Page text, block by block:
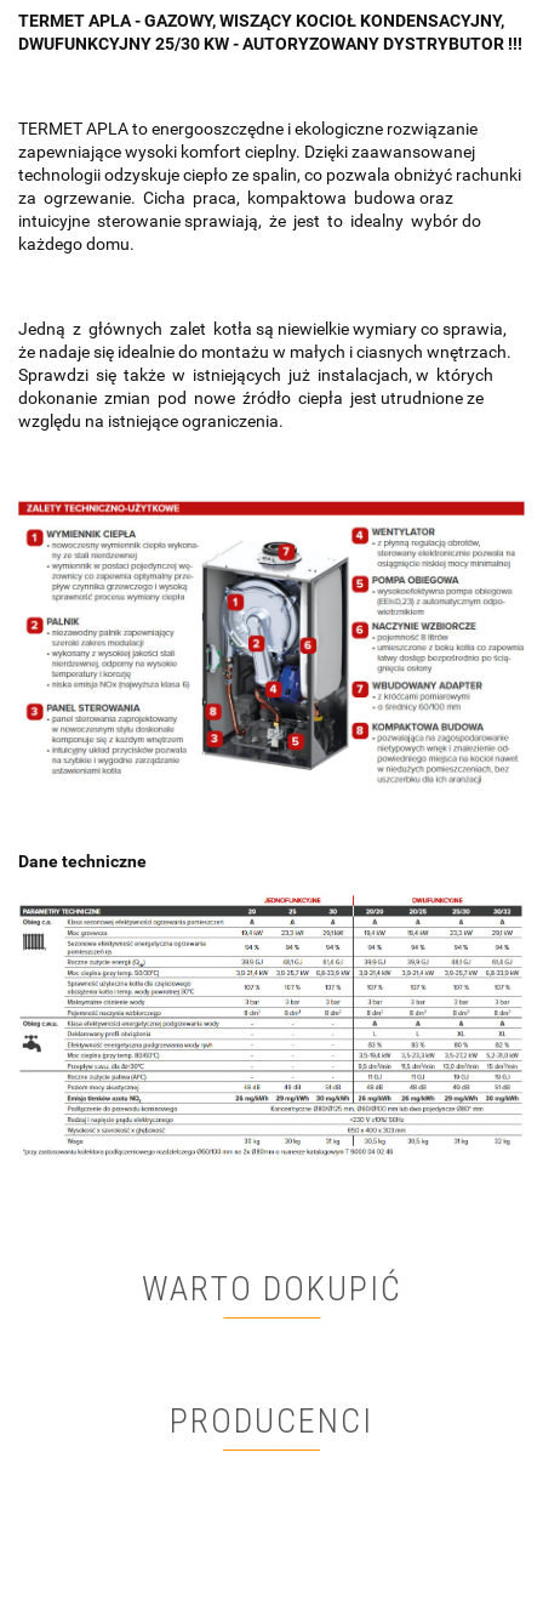
TERMET APLA - GAZOWY, WISZĄCY KOCIOŁ KONDENSACYJNY,
DWUFUNKCYJNY 25/30 KW - AUTORYZOWANY DYSTRYBUTOR !!!
TERMET APLA to energooszczędne i ekologiczne rozwiązanie
zapewniające wysoki komfort cieplny. Dzięki zaawansowanej
technologii odzyskuje ciepło ze spalin, co pozwala obniżyć rachunki
za ogrzewanie. Cicha praca, kompaktowa budowa oraz
intuicyjne sterowanie sprawiają, że jest to idealny wybór do
każdego domu.
Jedną z głównych zalet kotła są niewielkie wymiary co sprawia,
że nadaje się idealnie do montażu w małych i ciasnych wnętrzach.
Sprawdzi się także w istniejących już instalacjach, w których
dokonanie zmian pod nowe źródło ciepła jest utrudnione ze
względu na istniejące ograniczenia.
Dane techniczne
WARTO DOKUPIĆ
PRODUCENCI